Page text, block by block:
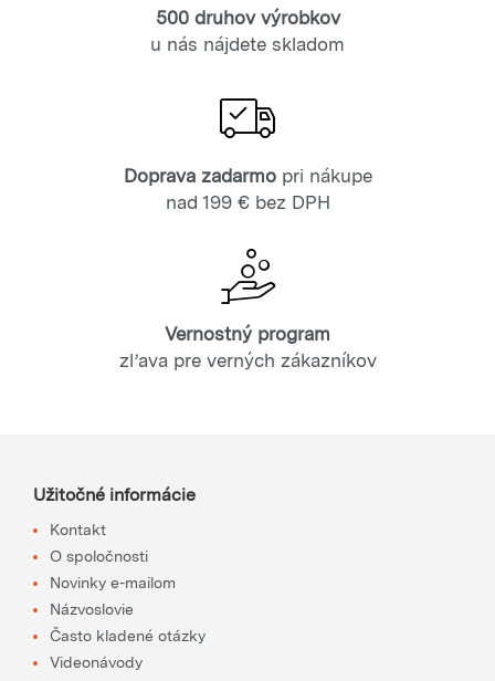
500 druhov výrobkov
u nás nájdete skladom
Doprava zadarmopri nákupe
nad 199 € bez DPH
Vernostný program
zľava pre verných zákazníkov
Užitočné informácie
Kontakt
O spoločnosti
Novinky e-mailom
Názvoslovie
Často kladené otázky
Videonávody